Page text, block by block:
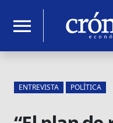
menu
ENTREVISTA POLÍTICA